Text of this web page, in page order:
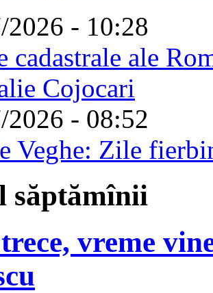
2026 - 10:28
cadastrale ale
Cojocari
2026 - 08:52
Veghe: Zile
săptămînii
vreme